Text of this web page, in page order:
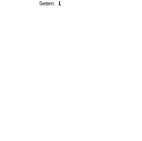
Seiten: 1